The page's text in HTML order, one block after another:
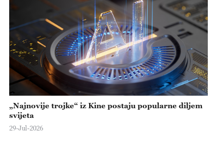
„Najnovije trojke“ iz Kine postaju popularne diljem
svijeta
29-Jul-2026